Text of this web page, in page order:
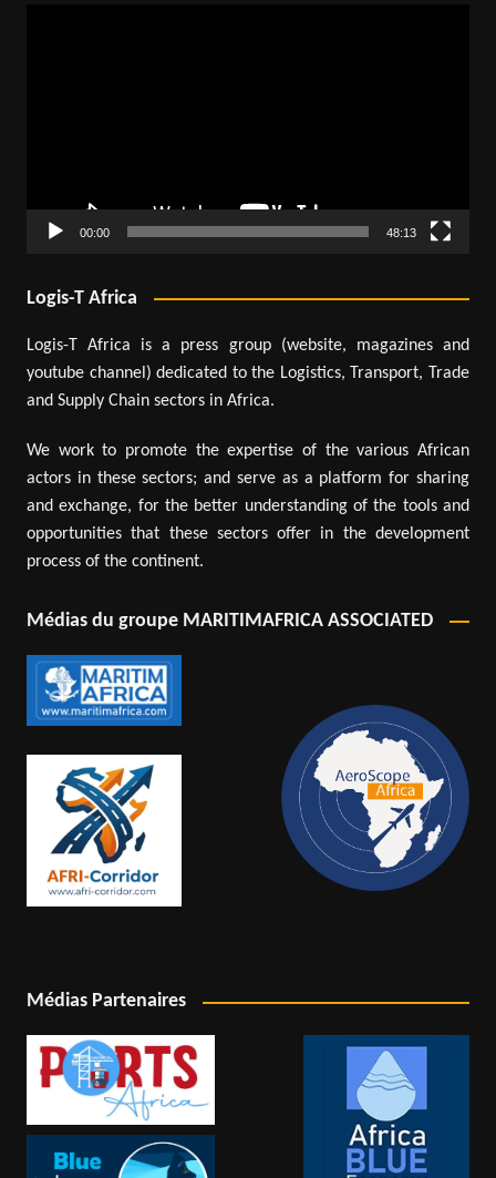
00:00 48:13
Logis-T Africa
Logis-T Africa is a press group (website, magazines and
youtube channel) dedicated to the Logistics, Transport, Trade
and Supply Chain sectors in Africa.
We work to promote the expertise of the various African
actors in these sectors; and serve as a platform for sharing
and exchange, for the better understanding of the tools and
opportunities that these sectors offer in the development
process of the continent.
Médias du groupe MARITIMAFRICA ASSOCIATED
Médias Partenaires